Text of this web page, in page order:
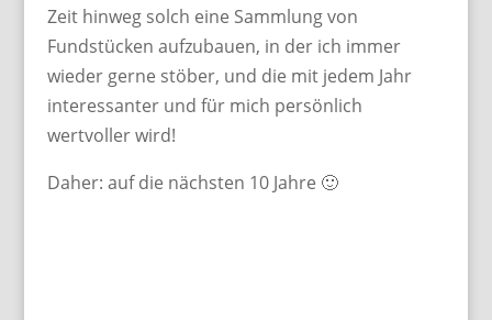
Zeit hinweg solch eine Sammlung von
Fundstücken aufzubauen, in der ich immer
wieder gerne stöber, und die mit jedem Jahr
interessanter und für mich persönlich
wertvoller wird!
Daher: auf die nächsten 10 Jahre 🙂